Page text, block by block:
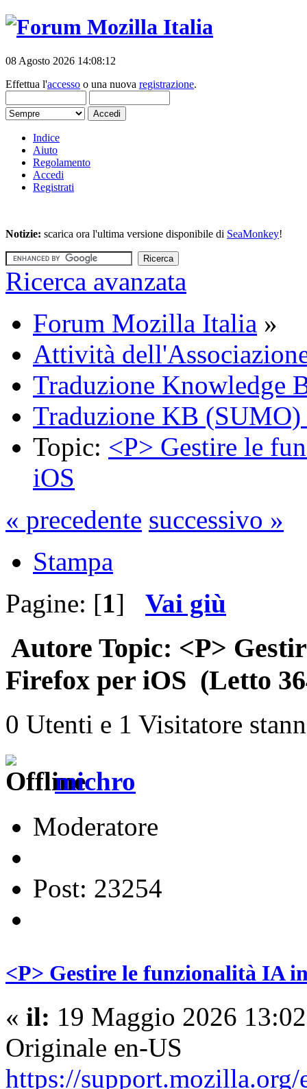
08 Agosto 2026 14:08:12
Effettua l'accesso o una nuova registrazione.
Indice
Aiuto
Regolamento
Accedi
Registrati
Notizie: scarica ora l'ultima versione disponibile di SeaMonkey!
Ricerca avanzata
Forum Mozilla Italia »
Attività
Traduzione Knowledge
Traduzione KB
Topic: <P> Gestire le
iOS
« precedente successivo »
Stampa
Pagine: [1] Vai giù
Autore Topic: <P>
Firefox per iOS (Letto
0 Utenti e 1 Visitatore
michro
Moderatore
Post: 23254
<P> Gestire le funzionalità IA
« il: 19 Maggio 2026
Originale en-US
https://